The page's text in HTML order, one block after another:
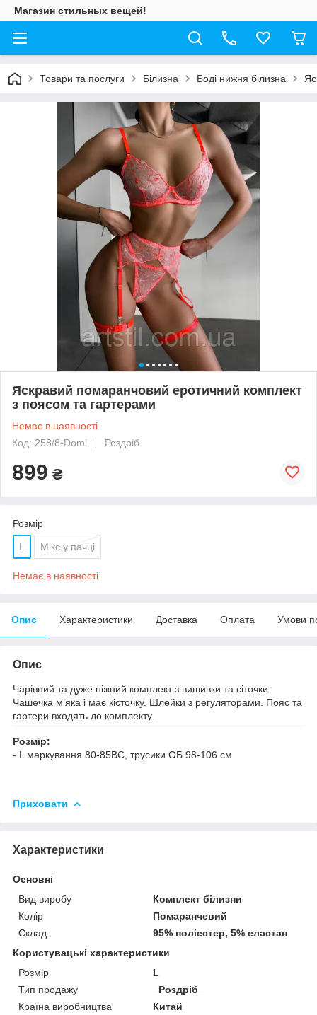
Магазин стильных вещей!
Товари та послуги Білизна Боді нижня білизна
Яскравий помаранчовий еротичний комплект
з поясом та гартерами
Немає в наявності
Код: 258/8-Domi
Роздріб
899 ₴
Розмір
L Мікс у пачці
Немає в наявності
Опис Характеристики Доставка Оплата Умови
Опис
Чарівний та дуже ніжний комплект з вишивки та сіточки.
Чашечка м’яка і має кісточку. Шлейки з регуляторами. Пояс та
гартери входять до комплекту.
Розмір:
- L маркування 80-85BC, трусики ОБ 98-106 см
Приховати
Характеристики
Основні
Вид виробу
Комплект білизни
Колір
Помаранчевий
Склад
95% поліестер, 5% еластан
Користувацькі характеристики
Розмір
L
Тип продажу
_Роздріб_
Країна виробництва
Китай